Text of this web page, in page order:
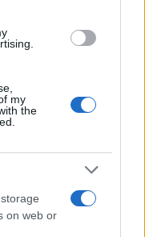
my
the
on web or
rápidas y deliciosas